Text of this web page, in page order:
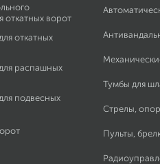
откатных ворот
откатных
распашных
подвесных
Тумбы для
Стрелы,
Пульты,